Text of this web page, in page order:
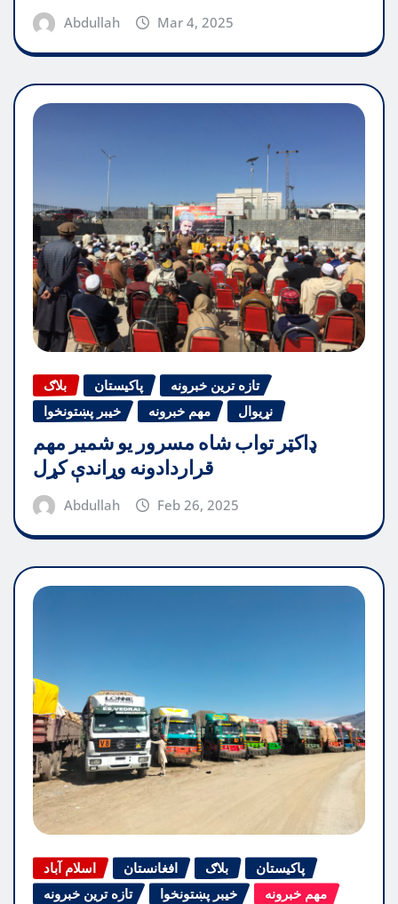
Abdullah Mar 4, 2025
بلاګ پاکیستان
تازه ترین خبرونه
خیبر پښتونخوا
مهم خبرونه نړیوال
ډاکټر تواب شاه مسرور یو شمیر مهم
قراردادونه وړاندې کړل
Abdullah Feb 26, 2025
اسلام آباد افغانستان بلاګ
پاکیستان
تازه ترین خبرونه
خیبر پښتونخوا
مهم خبرونه